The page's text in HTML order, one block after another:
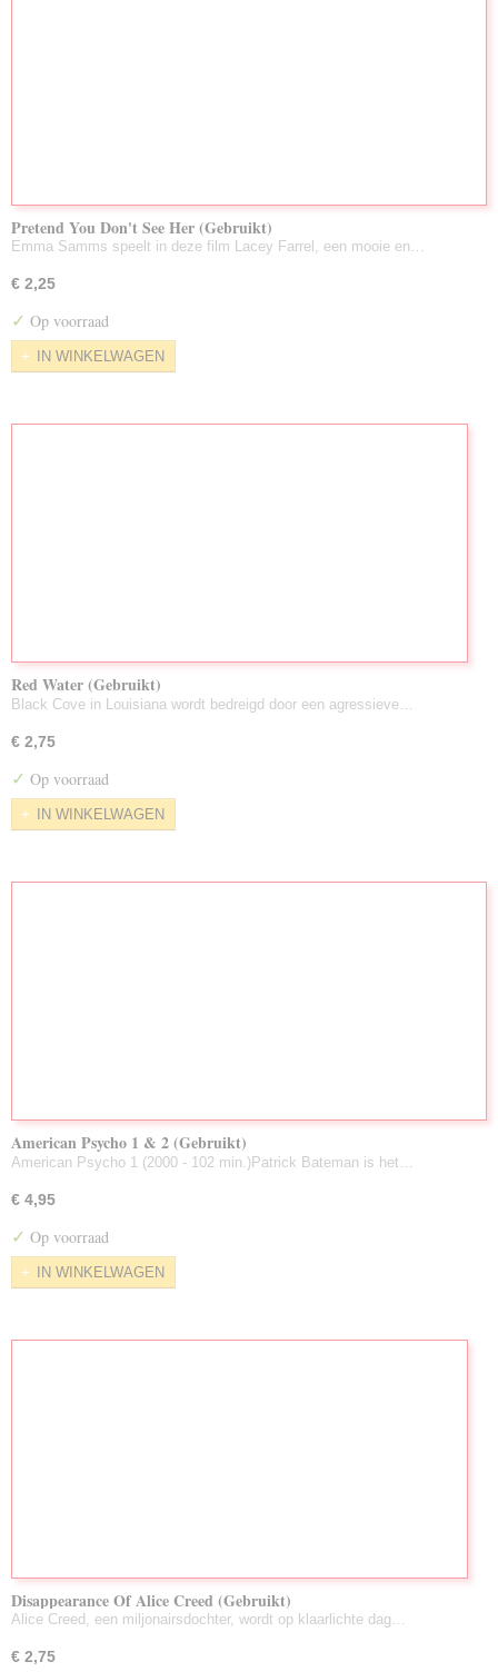
Pretend You Don't See Her (Gebruikt)
Emma Samms speelt in deze film Lacey Farrel, een mooie en…
€ 2,25
✓ Op voorraad
IN WINKELWAGEN
Red Water (Gebruikt)
Black Cove in Louisiana wordt bedreigd door een agressieve…
€ 2,75
✓ Op voorraad
IN WINKELWAGEN
American Psycho 1 & 2 (Gebruikt)
American Psycho 1 (2000 - 102 min.)Patrick Bateman is het…
€ 4,95
✓ Op voorraad
IN WINKELWAGEN
Disappearance Of Alice Creed (Gebruikt)
Alice Creed, een miljonairsdochter, wordt op klaarlichte dag…
€ 2,75